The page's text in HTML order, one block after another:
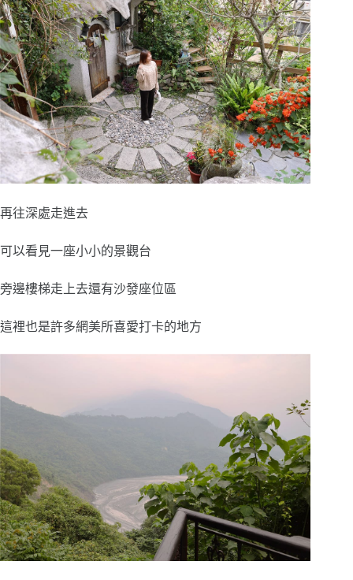
再往深處走進去
可以看見一座小小的景觀台
旁邊樓梯走上去還有沙發座位區
這裡也是許多網美所喜愛打卡的地方